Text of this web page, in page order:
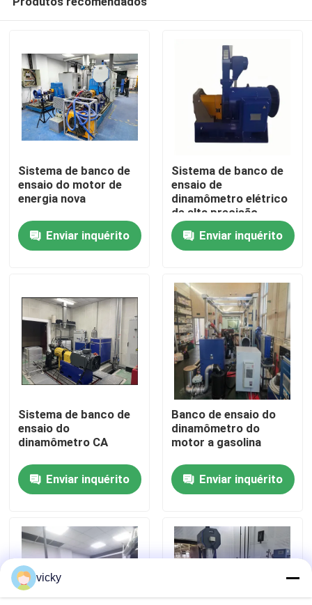
Início
Produtos
Visita à fábrica
Controle de Qualidade
Contacte-nos
Notícias
Dinamômetro do torque
Dinamômetro de alta velocidade
Sistema de banco de
ensaio do motor de
energia nova
Enviar inquérito
Sistema de banco de
ensaio de
dinamômetro elétrico
de alta precisão
Enviar inquérito
Sistema de banco de
ensaio do
dinamômetro CA
Enviar inquérito
Banco de ensaio do
dinamômetro do
motor a gasolina
Enviar inquérito
vicky